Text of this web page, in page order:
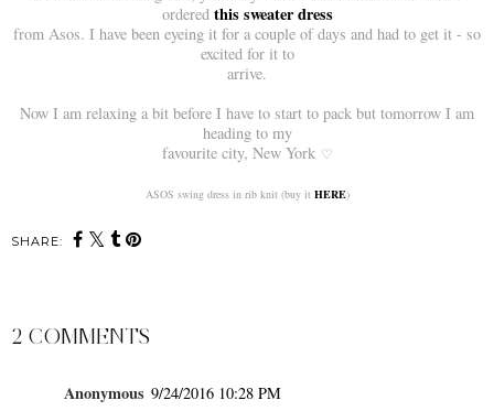
ordered this sweater dress
from Asos. I have been eyeing it for a couple of days and had to get it - so
excited for it to
arrive.
Now I am relaxing a bit before I have to start to pack but tomorrow I am
heading to my
favourite city, New York ♡
ASOS swing dress in rib knit (buy it HERE)
SHARE:
2 COMMENTS
Anonymous 9/24/2016 10:28 PM